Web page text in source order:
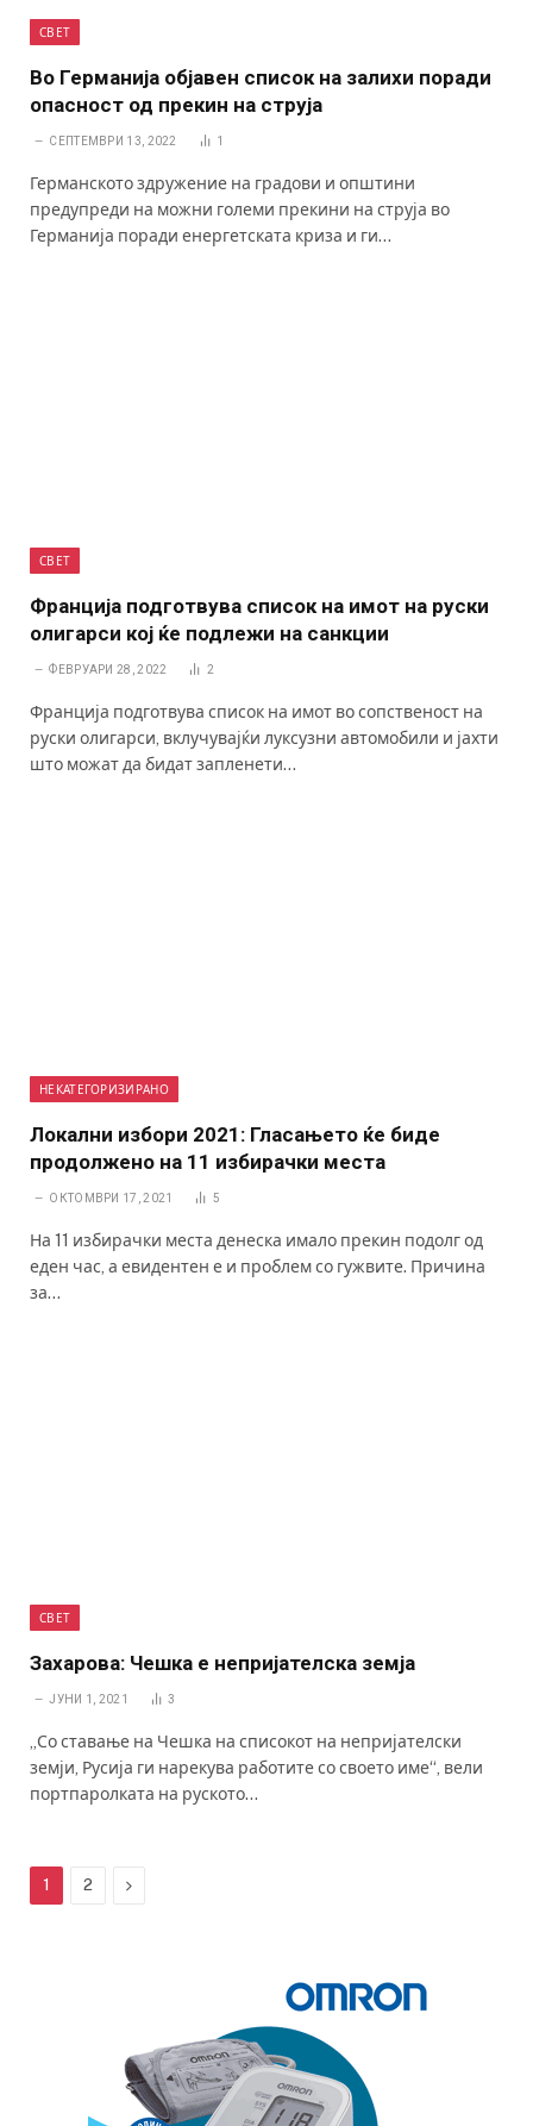
СВЕТ
Во Германија објавен список на залихи поради
опасност од прекин на струја
СЕПТЕМВРИ 13, 2022 1
Германското здружение на градови и општини
предупреди на можни големи прекини на струја во
Германија поради енергетската криза и ги…
СВЕТ
Франција подготвува список на имот на руски
олигарси кој ќе подлежи на санкции
ФЕВРУАРИ 28, 2022 2
Франција подготвува список на имот во сопственост на
руски олигарси, вклучувајќи луксузни автомобили и јахти
што можат да бидат запленети…
НЕКАТЕГОРИЗИРАНО
Локални избори 2021: Гласањето ќе биде
продолжено на 11 избирачки места
ОКТОМВРИ 17, 2021 5
На 11 избирачки места денеска имало прекин подолг од
еден час, а евидентен е и проблем со гужвите. Причина
за…
СВЕТ
Захарова: Чешка е непријателска земја
ЈУНИ 1, 2021 3
„Со ставање на Чешка на списокот на непријателски
земји, Русија ги нарекува работите со своето име“, вели
портпаролката на руското…
1 2 Next